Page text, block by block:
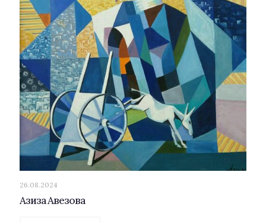
26.08.2024
Азиза Авезова